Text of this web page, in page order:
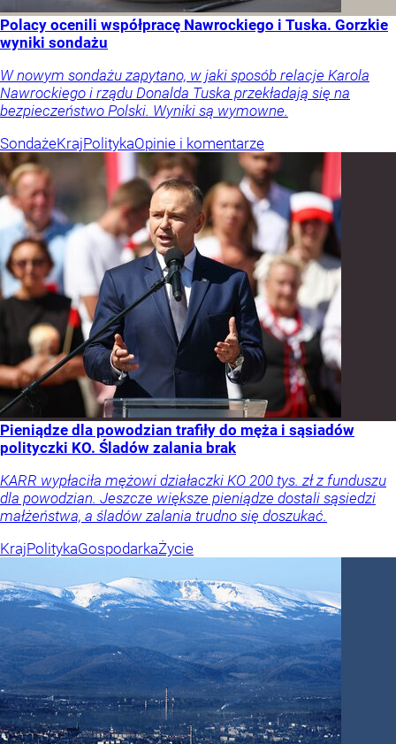
Polacy ocenili współpracę Nawrockiego i Tuska. Gorzkie
wyniki sondażu
W nowym sondażu zapytano, w jaki sposób relacje Karola
Nawrockiego i rządu Donalda Tuska przekładają się na
bezpieczeństwo Polski. Wyniki są wymowne.
SondażeKrajPolitykaOpinie i komentarze
Pieniądze dla powodzian trafiły do męża i sąsiadów
polityczki KO. Śladów zalania brak
KARR wypłaciła mężowi działaczki KO 200 tys. zł z funduszu
dla powodzian. Jeszcze większe pieniądze dostali sąsiedzi
małżeństwa, a śladów zalania trudno się doszukać.
KrajPolitykaGospodarkaŻycie